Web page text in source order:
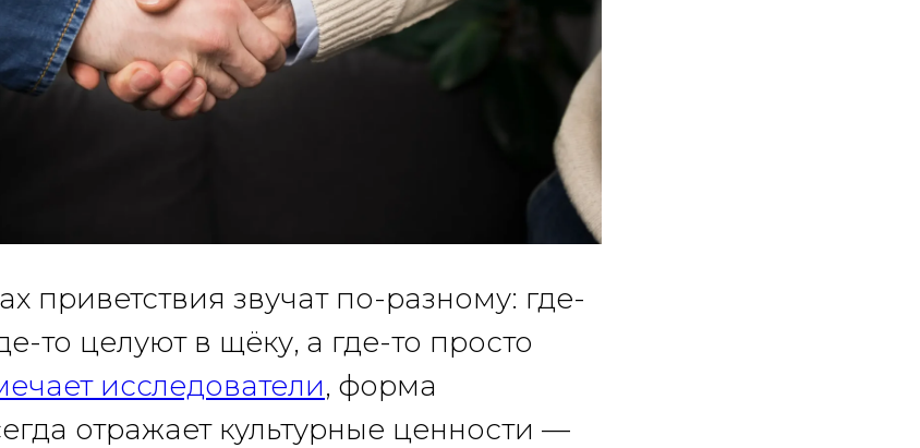
приветствия звучат по-разному: где-
то целуют в щёку, а где-то просто
исследователи, форма
отражает культурные ценности —